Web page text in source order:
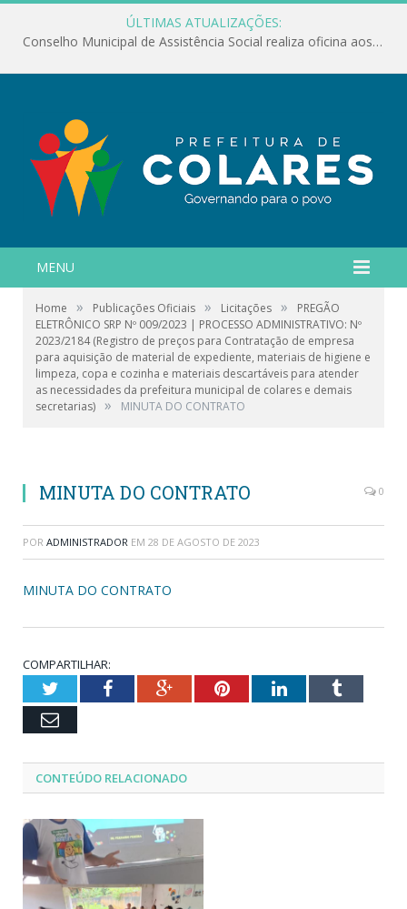
ÚLTIMAS ATUALIZAÇÕES:
Conselho Municipal de Assistência Social realiza oficina aos servidores
MENU
Home » Publicações Oficiais » Licitações »
PREGÃO
ELETRÔNICO SRP Nº 009/2023 | PROCESSO ADMINISTRATIVO: Nº
2023/2184 (Registro de preços para Contratação de empresa
para aquisição de material de expediente, materiais de higiene e
limpeza, copa e cozinha e materiais descartáveis para atender
as necessidades da prefeitura municipal de colares e demais
secretarias) » MINUTA DO CONTRATO
MINUTA DO CONTRATO 0
POR ADMINISTRADOR EM 28 DE AGOSTO DE 2023
MINUTA DO CONTRATO
COMPARTILHAR:
TwitterFacebookGoogle+PinterestLinkedInTumblr
Email
CONTEÚDO RELACIONADO